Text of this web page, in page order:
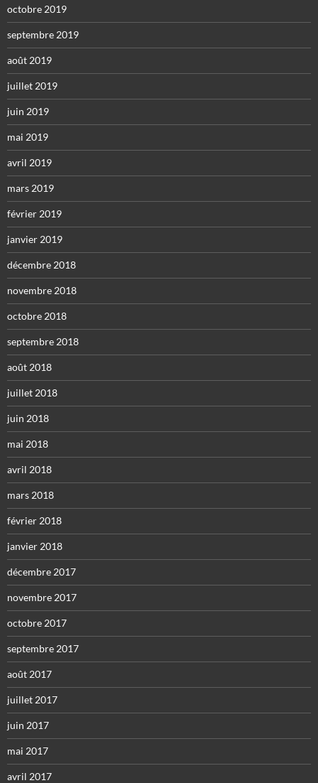
octobre 2019
septembre 2019
août 2019
juillet 2019
juin 2019
mai 2019
avril 2019
mars 2019
février 2019
janvier 2019
décembre 2018
novembre 2018
octobre 2018
septembre 2018
août 2018
juillet 2018
juin 2018
mai 2018
avril 2018
mars 2018
février 2018
janvier 2018
décembre 2017
novembre 2017
octobre 2017
septembre 2017
août 2017
juillet 2017
juin 2017
mai 2017
avril 2017